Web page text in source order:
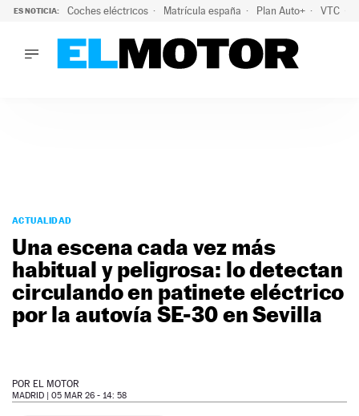
ES NOTICIA: Coches eléctricos Matrícula españa Plan Auto+ VTC
PODCAST
MOTOS
TECNOLOGÍA
SUPERCOCHES
PREMIOS
NEWSLETTER
ACTUALIDAD
Una escena cada vez más
habitual y peligrosa: lo detectan
circulando en patinete eléctrico
por la autovía SE-30 en Sevilla
POR EL MOTOR
MADRID | 05 MAR 26 - 14: 58